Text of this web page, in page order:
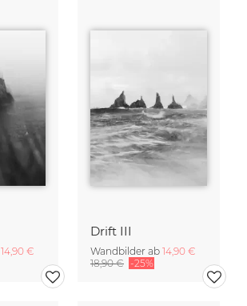
14,90 €
Drift III
Wandbilder ab 14,90 €
18,90 € -25%